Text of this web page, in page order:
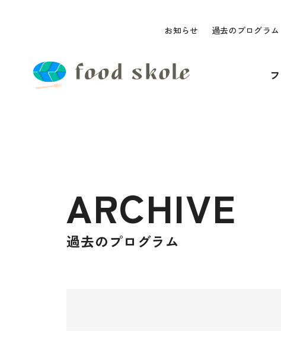
お知らせ 過去のプログラム
ARCHIVE
過去のプログラム